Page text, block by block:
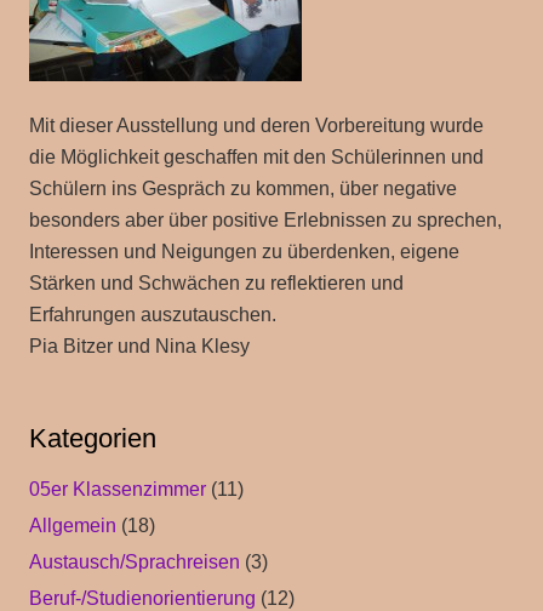
Mit dieser Ausstellung und deren Vorbereitung wurde
die Möglichkeit geschaffen mit den Schülerinnen und
Schülern ins Gespräch zu kommen, über negative
besonders aber über positive Erlebnissen zu sprechen,
Interessen und Neigungen zu überdenken, eigene
Stärken und Schwächen zu reflektieren und
Erfahrungen auszutauschen.
Pia Bitzer und Nina Klesy
Kategorien
05er Klassenzimmer (11)
Allgemein (18)
Austausch/Sprachreisen (3)
Beruf-/Studienorientierung (12)